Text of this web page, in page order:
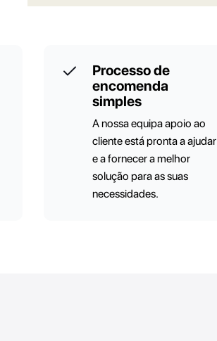
Processo de
encomenda
simples
A nossa equipa apoio ao
cliente está pronta a ajudar
e a fornecer a melhor
solução para as suas
necessidades.